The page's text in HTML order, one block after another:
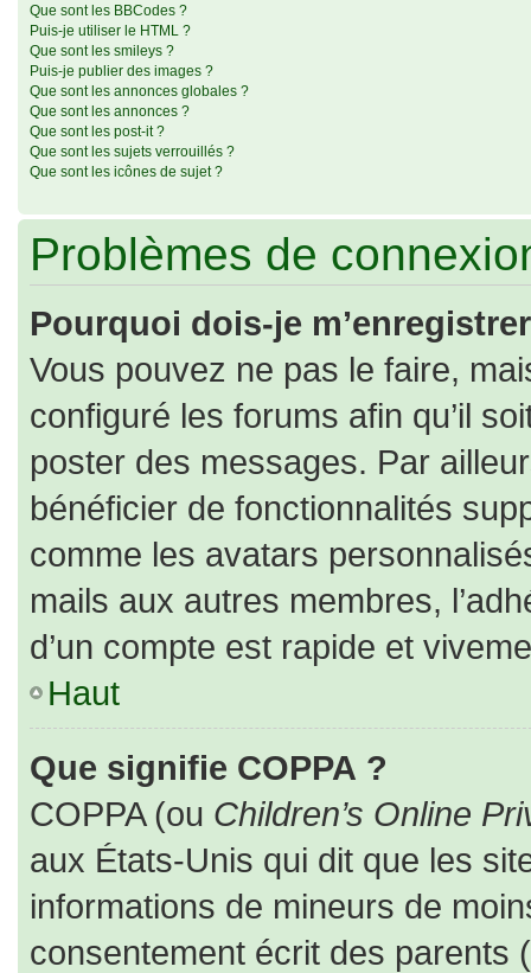
Que sont les BBCodes ?
Puis-je utiliser le HTML ?
Que sont les smileys ?
Puis-je publier des images ?
Que sont les annonces globales ?
Que sont les annonces ?
Que sont les post-it ?
Que sont les sujets verrouillés ?
Que sont les icônes de sujet ?
Problèmes de
Pourquoi dois-je
Vous pouvez ne pas le faire,
configuré les forums afin qu’il
poster des messages. Par
bénéficier de fonctionnalités
comme les avatars
mails aux autres membres,
d’un compte est rapide et
Haut
Que signifie COPPA ?
COPPA (ou Children’s Online
aux États-Unis qui dit que les
informations de mineurs de
consentement écrit des parents